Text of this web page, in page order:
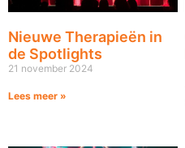
Nieuwe Therapieën in
de Spotlights
21 november 2024
Lees meer »